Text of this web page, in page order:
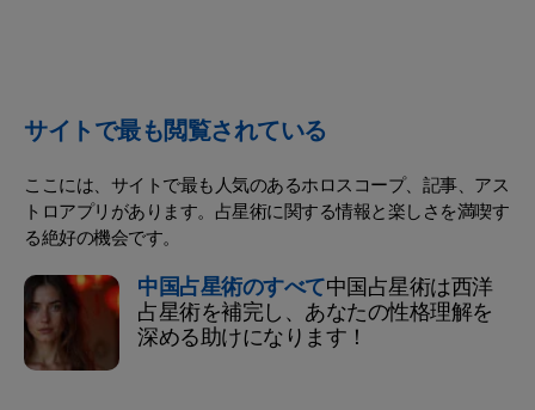
サイトで最も閲覧されている
ここには、サイトで最も人気のあるホロスコープ、記事、アス
トロアプリがあります。占星術に関する情報と楽しさを満喫す
る絶好の機会です。
中国占星術のすべて中国占星術は西洋
占星術を補完し、あなたの性格理解を
深める助けになります！